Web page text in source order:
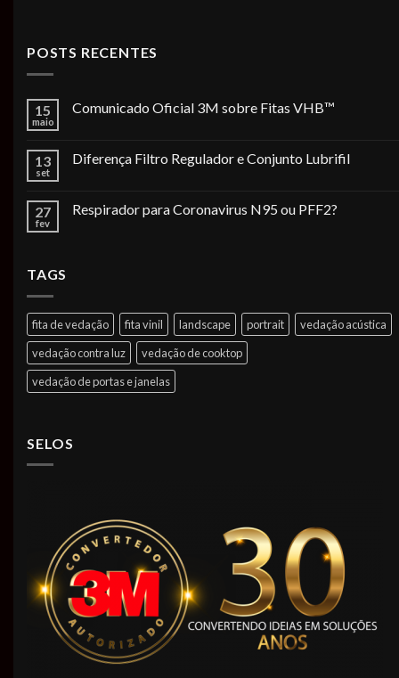
POSTS RECENTES
15
maio
Comunicado Oficial 3M sobre Fitas VHB™
13
set
Diferença Filtro Regulador e Conjunto Lubrifil
27
fev
Respirador para Coronavirus N95 ou PFF2?
TAGS
fita de vedação fita vinil landscape portrait
vedação acústica
vedação contra luz
vedação de cooktop
vedação de portas e janelas
SELOS